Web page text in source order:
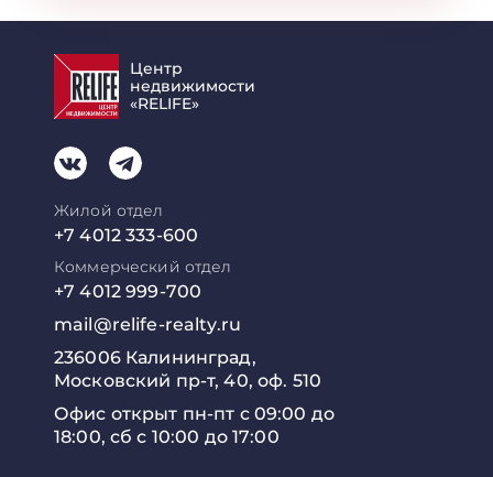
Центр
недвижимости
«RELIFE»
Жилой отдел
+7 4012 333-600
Коммерческий отдел
+7 4012 999-700
mail@relife-realty.ru
236006 Калининград,
Московский пр-т, 40, оф. 510
Офис открыт пн-пт с 09:00 до
18:00, сб с 10:00 до 17:00